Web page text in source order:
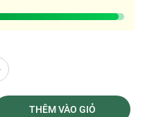
THÊM VÀO GIỎ